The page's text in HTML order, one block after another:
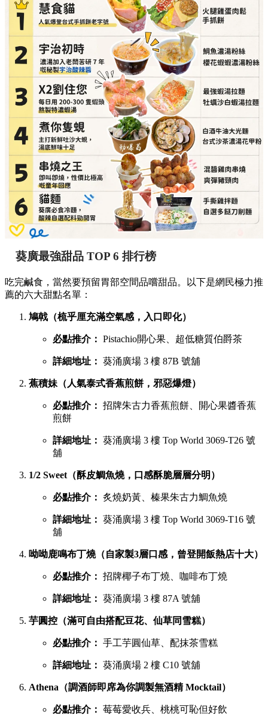
葵廣最強甜品 TOP 6 排行榜
吃完鹹食，當然要預留胃部空間品嚐甜品。以下是網民極力推
薦的六大甜點名單：
鳩戟（梳乎厘充滿空氣感，入口即化）
必點推介： Pistachio開心果、超低糖質伯爵茶
詳細地址： 葵涌廣場 3 樓 87B 號舖
蕉積妹（人氣泰式香蕉煎餅，邪惡爆燈）
必點推介： 招牌朱古力香蕉煎餅、開心果醬香蕉
煎餅
詳細地址： 葵涌廣場 3 樓 Top World 3069-T26 號
舖
1/2 Sweet（酥皮鯛魚燒，口感酥脆層層分明）
必點推介： 炙燒奶黃、榛果朱古力鯛魚燒
詳細地址： 葵涌廣場 3 樓 Top World 3069-T16 號
舖
呦呦鹿鳴布丁燒（自家製3層口感，曾登開飯熱店十大）
必點推介： 招牌椰子布丁燒、咖啡布丁燒
詳細地址： 葵涌廣場 3 樓 87A 號舖
芋圓控（滿可自由搭配豆花、仙草同雪糕）
必點推介： 手工芋圓仙草、配抹茶雪糕
詳細地址： 葵涌廣場 2 樓 C10 號舖
Athena（調酒師即席為你調製無酒精 Mocktail）
必點推介： 莓莓愛收兵、桃桃可恥但好飲